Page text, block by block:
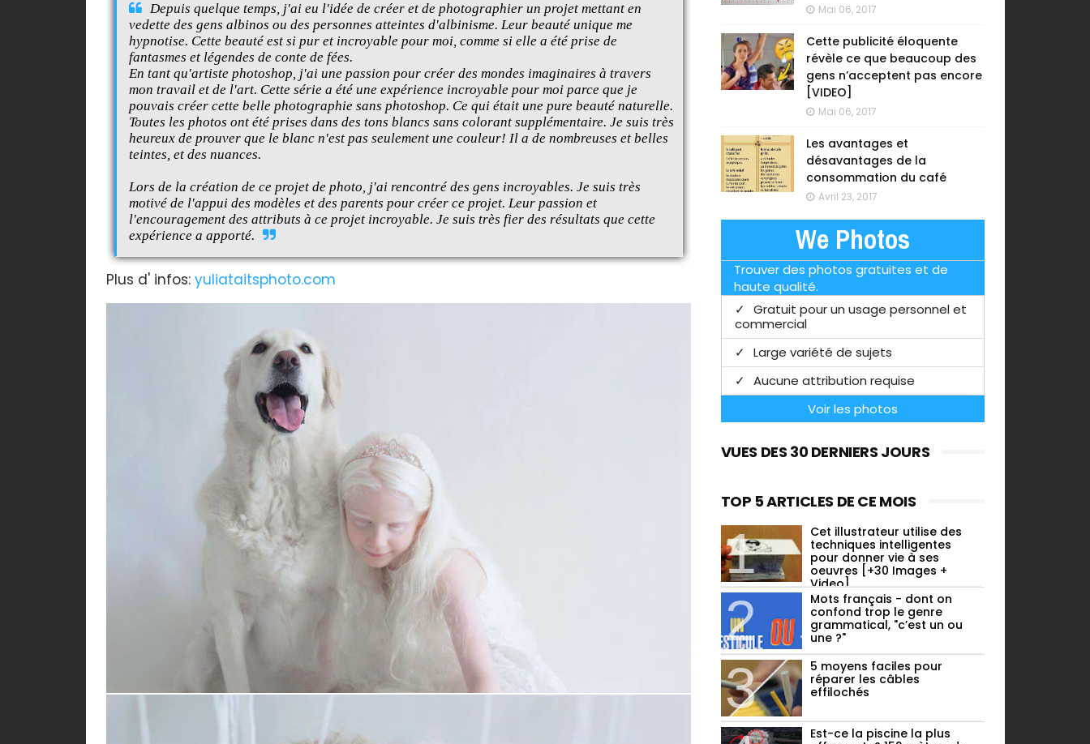
Depuis quelque temps, j'ai eu l'idée de créer et de photographier un projet mettant en
vedette des gens albinos ou des personnes atteintes d'albinisme. Leur beauté unique me
hypnotise. Cette beauté est si pur et incroyable pour moi, comme si elle a été prise de
fantasmes et légendes de conte de fées.
En tant qu'artiste photoshop, j'ai une passion pour créer des mondes imaginaires à travers
mon travail et de l'art. Cette série a été une expérience incroyable pour moi parce que je
pouvais créer cette belle photographie sans photoshop. Ce qui était une pure beauté naturelle.
Toutes les photos ont été prises dans des tons blancs sans colorant supplémentaire. Je suis très
heureux de prouver que le blanc n'est pas seulement une couleur! Il a de nombreuses et belles
teintes, et des nuances.
Lors de la création de ce projet de photo, j'ai rencontré des gens incroyables. Je suis très
motivé de l'appui des modèles et des parents pour créer ce projet. Leur passion et
l'encouragement des attributs à ce projet incroyable. Je suis très fier des résultats que cette
expérience a apporté.
Plus d' infos: yuliataitsphoto.com
Mai 06, 2017
Cette publicité éloquente
révèle ce que beaucoup des
gens n’acceptent pas encore
[VIDEO]
Mai 06, 2017
Les avantages et
désavantages de la
consommation du café
Avril 23, 2017
We Photos
Trouver des photos gratuites et de
haute qualité.
Gratuit pour un usage personnel et
commercial
Large variété de sujets
Aucune attribution requise
Voir les photos
VUES DES 30 DERNIERS JOURS
TOP 5 ARTICLES DE CE MOIS
Cet illustrateur utilise des
techniques intelligentes
pour donner vie à ses
oeuvres [+30 Images +
Video]
Mots français - dont on
confond trop le genre
grammatical, "c’est un ou
une ?"
5 moyens faciles pour
réparer les câbles
effilochés
Est-ce la piscine la plus